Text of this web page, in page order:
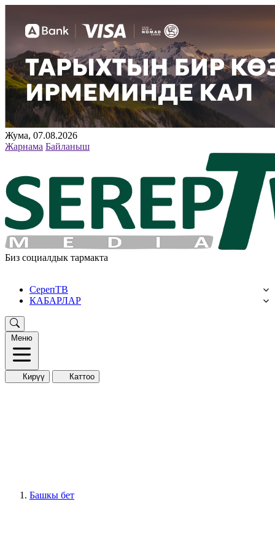
Жума, 07.08.2026
Жарнама Байланыш
Биз социалдык тармакта
СерепТВ
КАБАРЛАР
Меню
Кирүү Каттоо
Башкы бет